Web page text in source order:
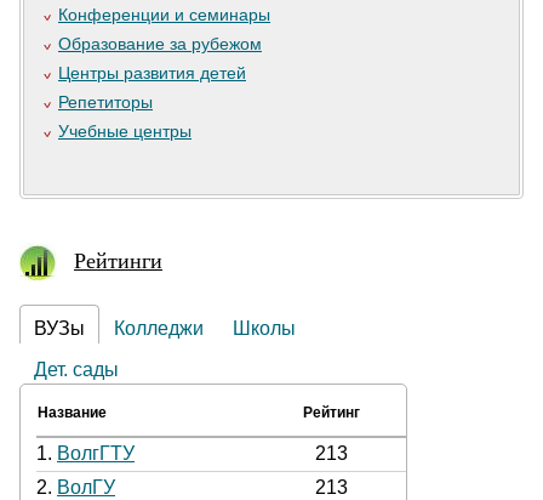
Конференции и семинары
Образование за рубежом
Центры развития детей
Репетиторы
Учебные центры
Рейтинги
ВУЗы Колледжи
Школы
Дет. сады
Название Рейтинг
1. ВолгГТУ
213
2. ВолГУ
213